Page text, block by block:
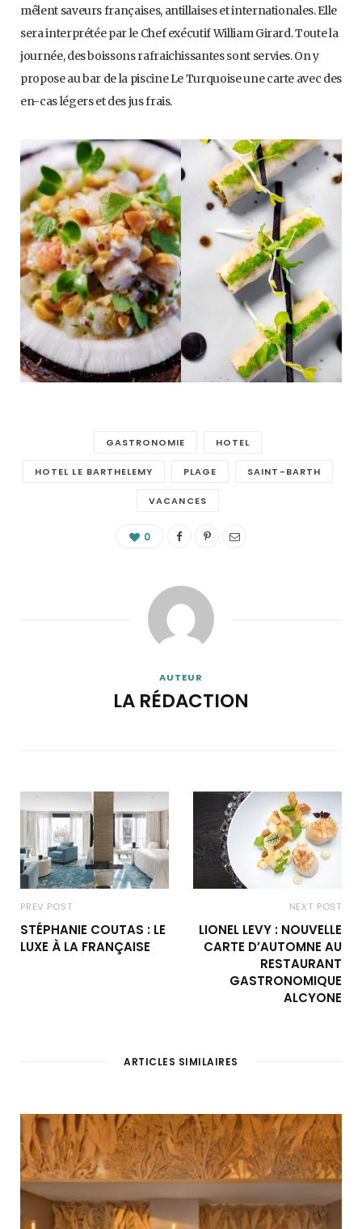
mêlent saveurs françaises, antillaises et internationales. Elle
sera interprétée par le Chef exécutif William Girard. Toute la
journée, des boissons rafraichissantes sont servies. On y
propose au bar de la piscine Le Turquoise une carte avec des
en-cas légers et des jus frais.
GASTRONOMIE HOTEL
HOTEL LE BARTHELEMY PLAGE SAINT-BARTH
VACANCES
0
AUTEUR
LA RÉDACTION
PREV POST
STÉPHANIE COUTAS : LE
LUXE À LA FRANÇAISE
NEXT POST
LIONEL LEVY : NOUVELLE
CARTE D’AUTOMNE AU
RESTAURANT
GASTRONOMIQUE
ALCYONE
ARTICLES SIMILAIRES